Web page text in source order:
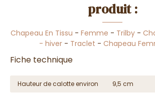
produit :
Chapeau En Tissu - Femme - Trilby -
- hiver - Traclet - Chapeau
Fiche technique
Hauteur de calotte environ
9,5 cm